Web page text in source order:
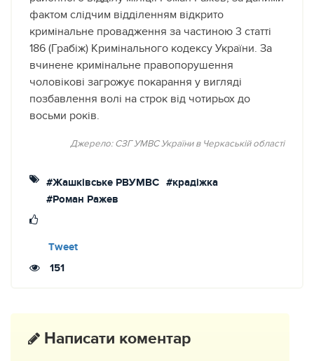
фактом слідчим відділенням відкрито
кримінальне провадження за частиною 3 статті
186 (Грабіж) Кримінального кодексу України. За
вчинене кримінальне правопорушення
чоловікові загрожує покарання у вигляді
позбавлення волі на строк від чотирьох до
восьми років.
Джерело: СЗГ УМВС України в Черкаській області
#Жашкiвське РВУМВС #крадіжка
#Роман Ражев
Tweet
151
Написати коментар